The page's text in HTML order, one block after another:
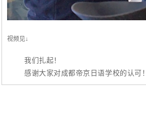
视频见↓
我们扎起！
感谢大家对成都帝京日语学校的认可！